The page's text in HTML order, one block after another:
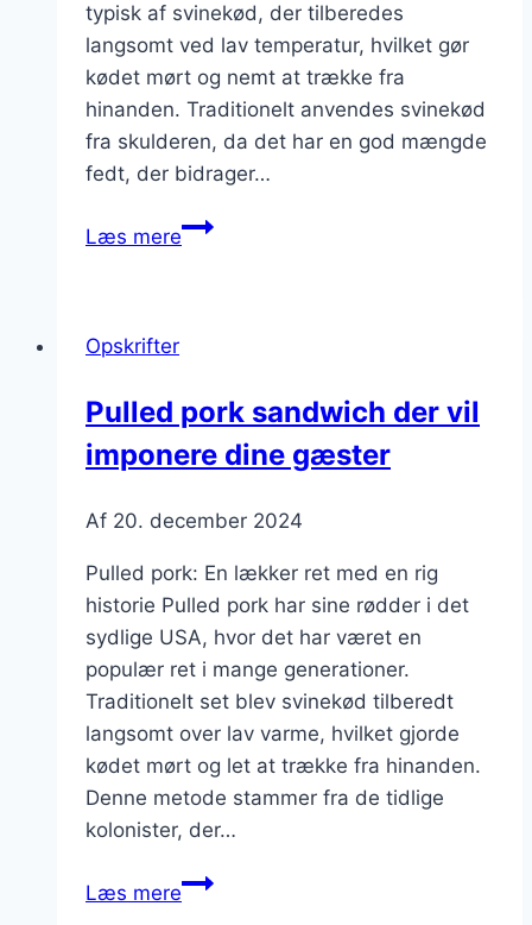
typisk af svinekød, der tilberedes
langsomt ved lav temperatur, hvilket gør
kødet mørt og nemt at trække fra
hinanden. Traditionelt anvendes svinekød
fra skulderen, da det har en god mængde
fedt, der bidrager…
Læs merePulled
Opskrifter
Pulled pork sandwich der vil
imponere dine gæster
Af 20. december 2024
Pulled pork: En lækker ret med en rig
historie Pulled pork har sine rødder i det
sydlige USA, hvor det har været en
populær ret i mange generationer.
Traditionelt set blev svinekød tilberedt
langsomt over lav varme, hvilket gjorde
kødet mørt og let at trække fra hinanden.
Denne metode stammer fra de tidlige
kolonister, der…
Læs merePulled